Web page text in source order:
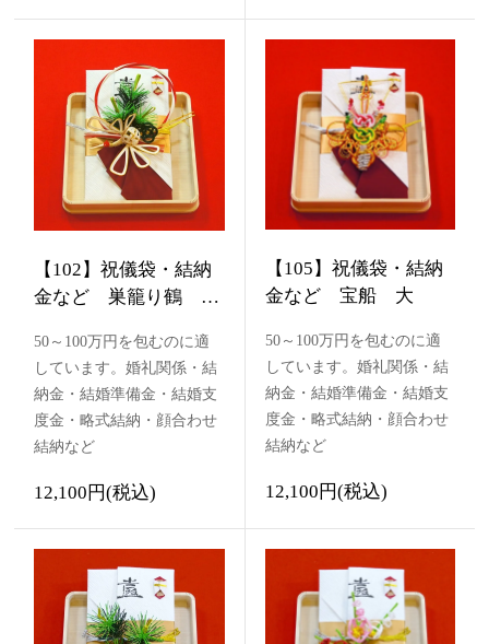
【102】祝儀袋・結納
金など 巣籠り鶴 紅
50～100万円を包むのに適
しています。婚礼関係・結
納金・結婚準備金・結婚支
度金・略式結納・顔合わせ
結納など
12,100円(税込)
【105】祝儀袋・結納
金など 宝船 大
50～100万円を包むのに適
しています。婚礼関係・結
納金・結婚準備金・結婚支
度金・略式結納・顔合わせ
結納など
12,100円(税込)